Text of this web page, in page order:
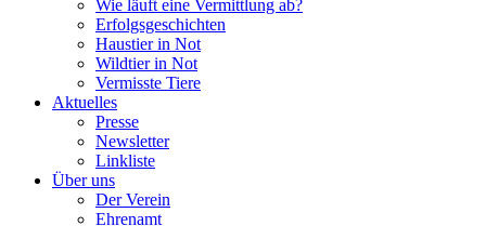
Wie läuft eine Vermittlung ab?
Erfolgsgeschichten
Haustier in Not
Wildtier in Not
Vermisste Tiere
Aktuelles
Presse
Newsletter
Linkliste
Über uns
Der Verein
Ehrenamt